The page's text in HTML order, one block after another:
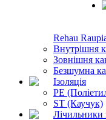
Rehau
Внутрішня
Зовнішня
Безшумна
Ізоляція
PE
ST (Каучук)
Лічильники